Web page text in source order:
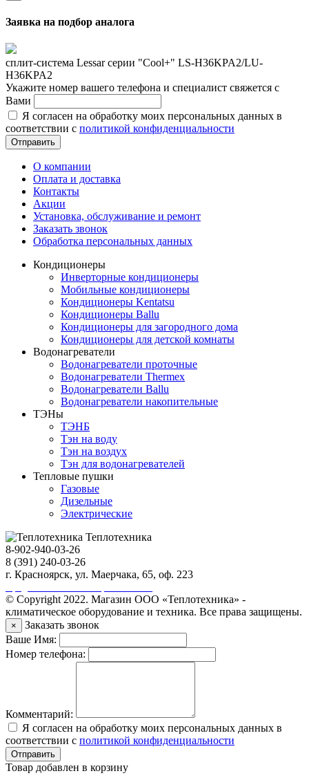
Заявка на подбор аналога
сплит-система Lessar серии "Cool+" LS-H36KPA2/LU-
H36KPA2
Укажите номер вашего телефона и специалист свяжется с
Вами
Я согласен на обработку моих персональных данных в
соответствии с политикой конфиденциальности
Отправить
О компании
Оплата и доставка
Контакты
Акции
Установка, обслуживание и ремонт
Заказать звонок
Обработка персональных данных
Кондиционеры
Инверторные кондиционеры
Мобильные кондиционеры
Кондиционеры Kentatsu
Кондиционеры Ballu
Кондиционеры для загородного дома
Кондиционеры для детской комнаты
Водонагреватели
Водонагреватели проточные
Водонагреватели Thermex
Водонагреватели Ballu
Водонагреватели накопительные
ТЭНы
ТЭНБ
Тэн на воду
Тэн на воздух
Тэн для водонагревателей
Тепловые пушки
Газовые
Дизельные
Электрические
Теплотехника
8-902-940-03-26
8 (391) 240-03-26
г. Красноярск, ул. Маерчака, 65, оф. 223
© Copyright 2022. Магазин ООО «Теплотехника» -
климатическое оборудование и техника. Все права защищены.
×
Заказать звонок
Ваше Имя:
Номер телефона:
Комментарий:
Я согласен на обработку моих персональных данных в
соответствии с политикой конфиденциальности
Отправить
Товар добавлен в корзину